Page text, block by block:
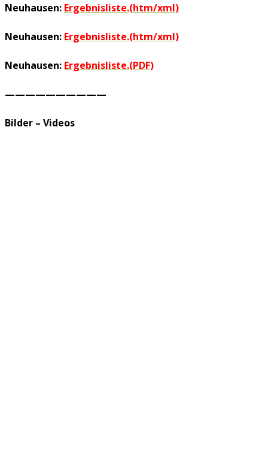
Neuhausen: Ergebnisliste.(htm/xml)
Neuhausen: Ergebnisliste.(htm/xml)
Neuhausen: Ergebnisliste.(PDF)
——————————
Bilder – Videos